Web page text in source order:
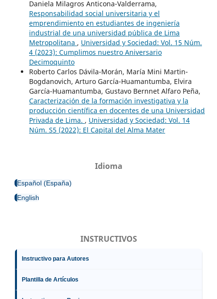
Daniela Milagros Anticona-Valderrama,
Responsabilidad social universitaria y el
emprendimiento en estudiantes de ingeniería
industrial de una universidad pública de Lima
Metropolitana , Universidad y Sociedad: Vol. 15 Núm.
4 (2023): Cumplimos nuestro Aniversario
Decimoquinto
Roberto Carlos Dávila-Morán, María Mini Martin-
Bogdanovich, Arturo García-Huamantumba, Elvira
García-Huamantumba, Gustavo Bernnet Alfaro Peña,
Caracterización de la formación investigativa y la
producción científica en docentes de una Universidad
Privada de Lima. , Universidad y Sociedad: Vol. 14
Núm. S5 (2022): El Capital del Alma Mater
Idioma
Español (España)
English
INSTRUCTIVOS
Instructivo para Autores
Plantilla de Artículos